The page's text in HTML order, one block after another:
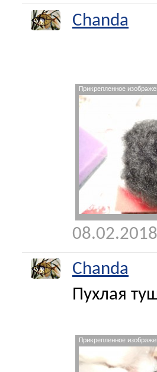
Chanda
Прикрепленное
Chanda
Пухлая
Прикрепленное